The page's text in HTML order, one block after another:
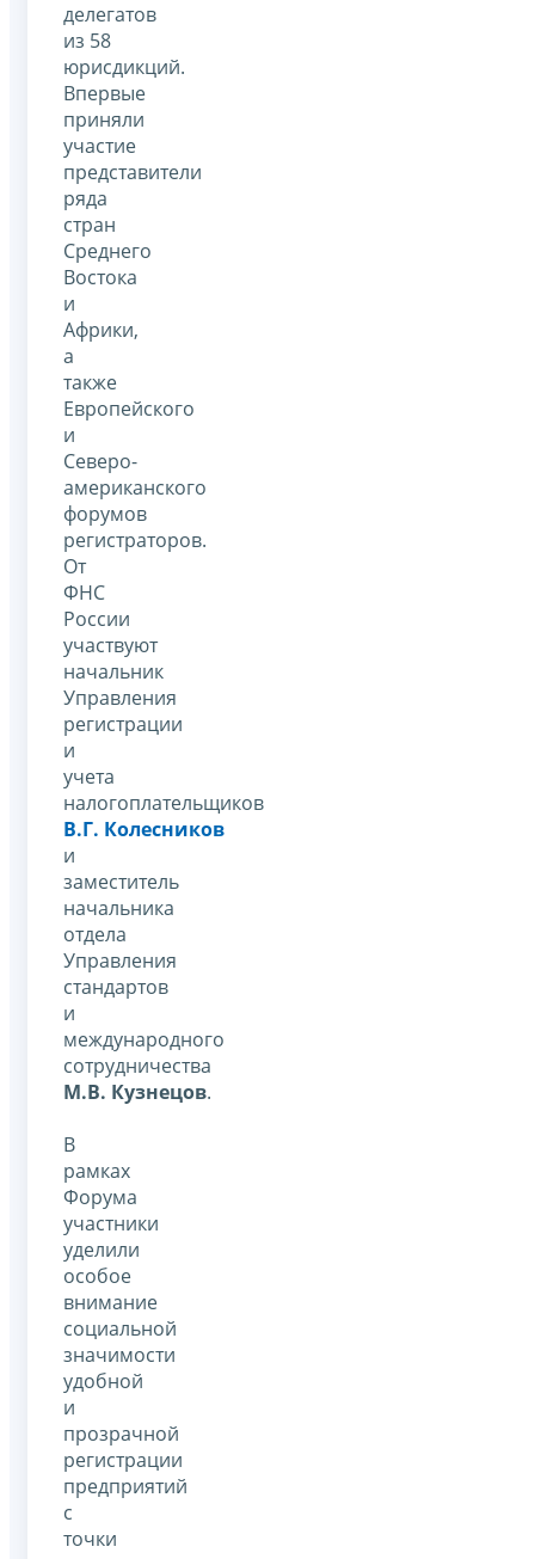
делегатов
из 58
юрисдикций.
Впервые
приняли
участие
представители
ряда
стран
Среднего
Востока
и
Африки,
а
также
Европейского
и
Северо-
американского
форумов
регистраторов.
От
ФНС
России
участвуют
начальник
Управления
регистрации
и
учета
налогоплательщиков
В.Г. Колесников
и
заместитель
начальника
отдела
Управления
стандартов
и
международного
сотрудничества
М.В. Кузнецов.
В
рамках
Форума
участники
уделили
особое
внимание
социальной
значимости
удобной
и
прозрачной
регистрации
предприятий
с
точки